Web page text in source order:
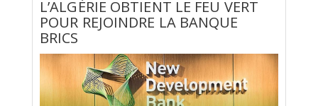
L’ALGÉRIE OBTIENT LE FEU VERT
POUR REJOINDRE LA BANQUE
BRICS